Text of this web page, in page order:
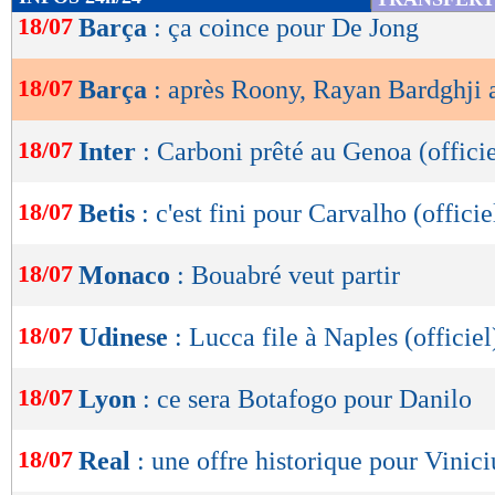
de
OK
18/07 Barça : ça coince pour De Jong
18/07 Barça : après Roony, Rayan Bardghji
18/07 Inter : Carboni prêté au Genoa
18/07 Betis : c'est fini pour Carvalho
18/07 Monaco : Bouabré veut partir
18/07 Udinese : Lucca file à Naples
18/07 Lyon : ce sera Botafogo pour Danilo
18/07 Real : une offre historique pour